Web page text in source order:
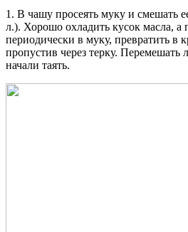
1. В чашу просеять муку и смешать
л.). Хорошо охладить кусок масла, а
периодически в муку, превратить в
пропустив через терку. Перемешать
начали таять.